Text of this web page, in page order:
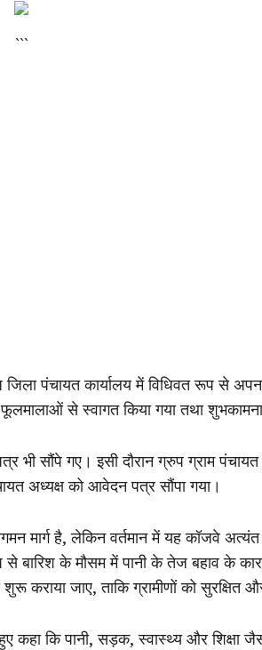
```
पंचायत कार्यालय में विधिवत रूप से
से स्वागत किया गया तथा
सौंपे गए। इसी दौरान ग्रुप ग्राम पंचायत
अध्यक्ष को आवेदन पत्र सौंपा गया।
मार्ग है, लेकिन वर्तमान में यह कॉजवे
रूप से बारिश के मौसम में पानी के तेज
कराया जाए, ताकि ग्रामीणों को
कहा कि पानी, सड़क, स्वास्थ्य और शिक्षा